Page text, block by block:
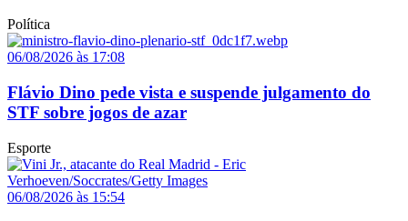
Política
06/08/2026 às 17:08
Flávio Dino pede vista e suspende julgamento do
STF sobre jogos de azar
Esporte
06/08/2026 às 15:54